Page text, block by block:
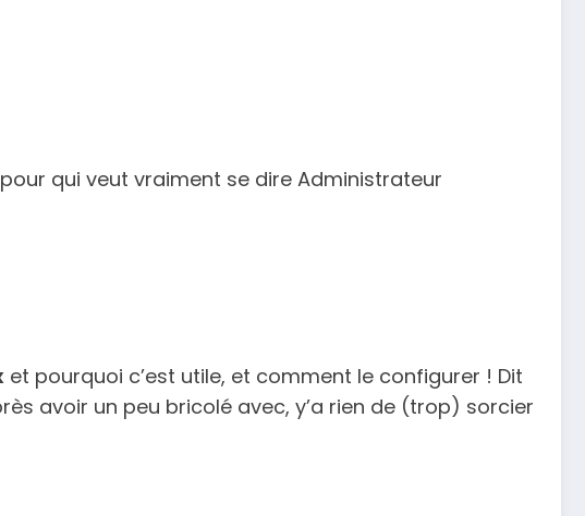
qui veut vraiment se dire Administrateur
et pourquoi c’est utile, et comment le configurer ! Dit
avoir un peu bricolé avec, y’a rien de (trop) sorcier